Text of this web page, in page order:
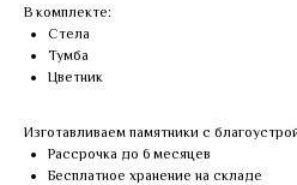
В комплекте:
Стела
Тумба
Цветник
Изготавливаем памятники с
Рассрочка до 6 месяцев
Бесплатное хранение на складе